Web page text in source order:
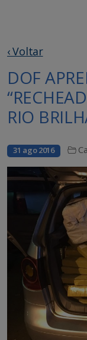
‹ Voltar
DOF
RIO
31 ago 2016